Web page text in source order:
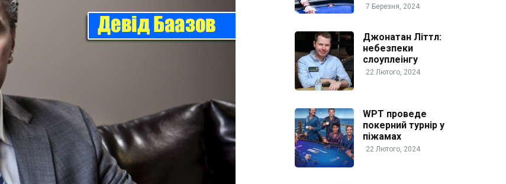
7 Березня, 2024
Джонатан Літтл:
небезпеки
слоуплеінгу
22 Лютого, 2024
WPT проведе
покерний турнір у
піжамах
22 Лютого, 2024